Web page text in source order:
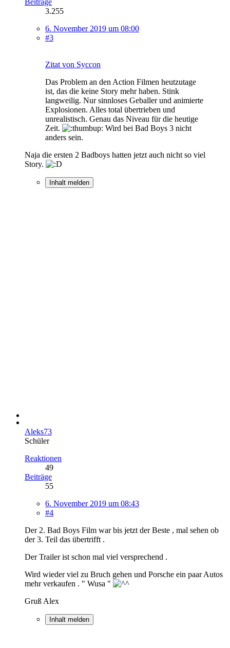
3.255
6. November 2019 um 08:00
#3
Zitat von Syccon
Das Problem an den Action Filmen heutzutage
ist, das die keine Story mehr haben. Stink
langweilig. Nur sinnloses Geballer und animierte
Explosionen. Alles total übertrieben und
unrealistisch. Genau das Niveau für die heutige
Zeit.
Wird bei Bad Boys 3 nicht
anders sein.
Naja die ersten 2 Badboys hatten jetzt auch nicht so viel
Story.
Inhalt melden
Aleks73
Schüler
Reaktionen
49
Beiträge
55
6. November 2019 um 08:43
#4
Der 2. Bad Boys Film war bis jetzt der Beste , mal sehen ob
der 3. Teil das übertrifft .
Der Trailer ist schon mal viel versprechend .
Wird wieder viel zu Bruch gehen und Porsche ein paar Autos
mehr verkaufen . " Wusa "
Gruß Alex
Inhalt melden